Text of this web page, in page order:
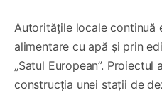
Autoritățile locale continuă
alimentare cu apă și prin
„Satul European”.
construcția unei stații de